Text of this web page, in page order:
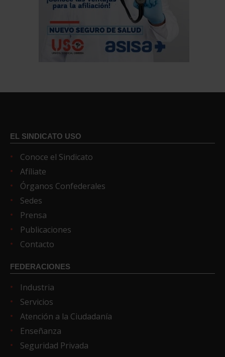
EL SINDICATO USO
Conoce el Sindicato
Afíliate
Órganos Confederales
Sedes
Prensa
Publicaciones
Contacto
FEDERACIONES
Industria
Servicios
Atención a la Ciudadanía
Enseñanza
Seguridad Privada